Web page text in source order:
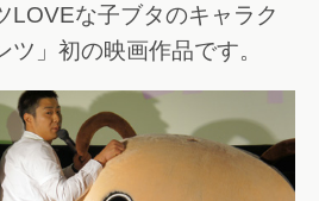
LOVEな子ブタのキャラク
ツ」初の映画作品です。